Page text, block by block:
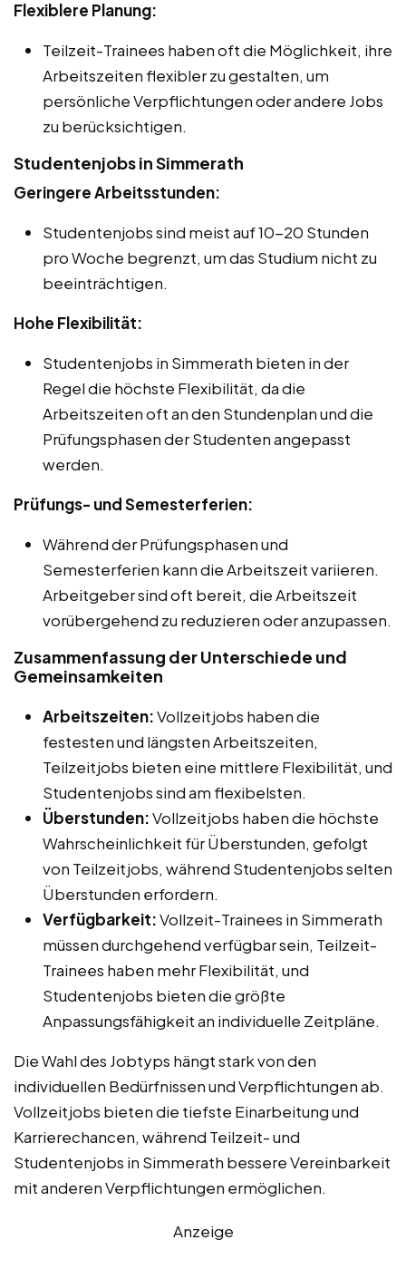
Flexiblere Planung:
Teilzeit-Trainees haben oft die Möglichkeit, ihre
Arbeitszeiten flexibler zu gestalten, um
persönliche Verpflichtungen oder andere Jobs
zu berücksichtigen.
Studentenjobs in Simmerath
Geringere Arbeitsstunden:
Studentenjobs sind meist auf 10-20 Stunden
pro Woche begrenzt, um das Studium nicht zu
beeinträchtigen.
Hohe Flexibilität:
Studentenjobs in Simmerath bieten in der
Regel die höchste Flexibilität, da die
Arbeitszeiten oft an den Stundenplan und die
Prüfungsphasen der Studenten angepasst
werden.
Prüfungs- und Semesterferien:
Während der Prüfungsphasen und
Semesterferien kann die Arbeitszeit variieren.
Arbeitgeber sind oft bereit, die Arbeitszeit
vorübergehend zu reduzieren oder anzupassen.
Zusammenfassung der Unterschiede und
Gemeinsamkeiten
Arbeitszeiten:Vollzeitjobs haben die
festesten und längsten Arbeitszeiten,
Teilzeitjobs bieten eine mittlere Flexibilität, und
Studentenjobs sind am flexibelsten.
Überstunden:Vollzeitjobs haben die höchste
Wahrscheinlichkeit für Überstunden, gefolgt
von Teilzeitjobs, während Studentenjobs selten
Überstunden erfordern.
Verfügbarkeit:Vollzeit-Trainees in Simmerath
müssen durchgehend verfügbar sein, Teilzeit-
Trainees haben mehr Flexibilität, und
Studentenjobs bieten die größte
Anpassungsfähigkeit an individuelle Zeitpläne.
Die Wahl des Jobtyps hängt stark von den
individuellen Bedürfnissen und Verpflichtungen ab.
Vollzeitjobs bieten die tiefste Einarbeitung und
Karrierechancen, während Teilzeit- und
Studentenjobs in Simmerath bessere Vereinbarkeit
mit anderen Verpflichtungen ermöglichen.
Anzeige